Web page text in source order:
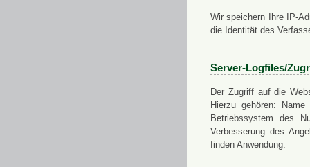
Wir speichern Ihre IP-
die Identität des
Server-Logfiles/
Der Zugriff auf die
Hierzu gehören:
Betriebssystem des
Verbesserung des
finden Anwendung.